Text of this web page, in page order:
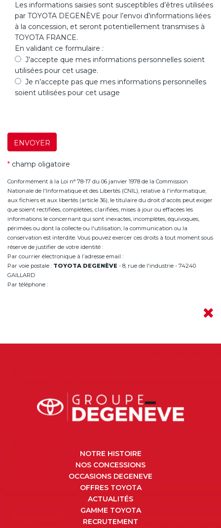
Les informations saisies sont susceptibles d’êtres utilisées
par TOYOTA DEGENÈVE pour l’envoi d’informations liées
à la concession, et seront potentiellement transmises à
TOYOTA FRANCE.
En validant ce formulaire :
J’accepte que mes informations personnelles soient
utilisées pour cet usage.
Je n’accepte pas que mes informations personnelles
soient utilisées pour cet usage
ENVOYER
* champ oligatoire
Conformément à la Loi n° 78-17 du 06 janvier 1978 de la Commission
Nationale de l'Informatique et des Libertés (CNIL), relative à l'informatique,
aux fichiers et aux libertés (article 36), le titulaire du droit d'accès peut exiger
que soient rectifiées, complétées, clarifiées, mises à jour ou effacées les
informations le concernant qui sont inexactes, incomplètes, équivoques,
périmées ou dont la collecte ou l'utilisation, la communication ou la
conservation est interdite. Vous pouvez exercer ces droits à tout moment sous
réserve de justifier de votre identité :
Par courrier électronique à l’adresse email :
Par voie postale : TOYOTA DEGENÈVE - 8, rue de l'industrie - 74240
GAILLARD
Par téléphone :
NOTRE HISTOIRE
NOS CONCESSIONS
OCCASIONS DEGENEVE
OFFRES TOYOTA
ACTUALITÉS
GAMME TOYOTA
RECRUTEMENT